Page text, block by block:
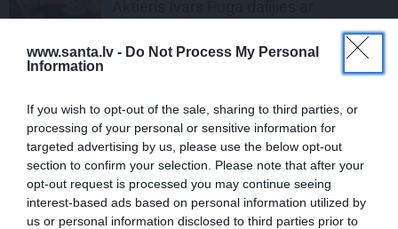
www.santa.lv - Do Not Process My Personal
Information
If you wish to opt-out of the sale, sharing to third parties, or
processing of your personal or sensitive information for
targeted advertising by us, please use the below opt-out
section to confirm your selection. Please note that after your
opt-out request is processed you may continue seeing
interest-based ads based on personal information utilized by
us or personal information disclosed to third parties prior to
skaistiem jaunumiem– viņam ir
mazmeitiņa!
ATTIECĪBAS
Latvietesdabiskās dzemdības
Austrālijā:viss mājīgi un bez maksas